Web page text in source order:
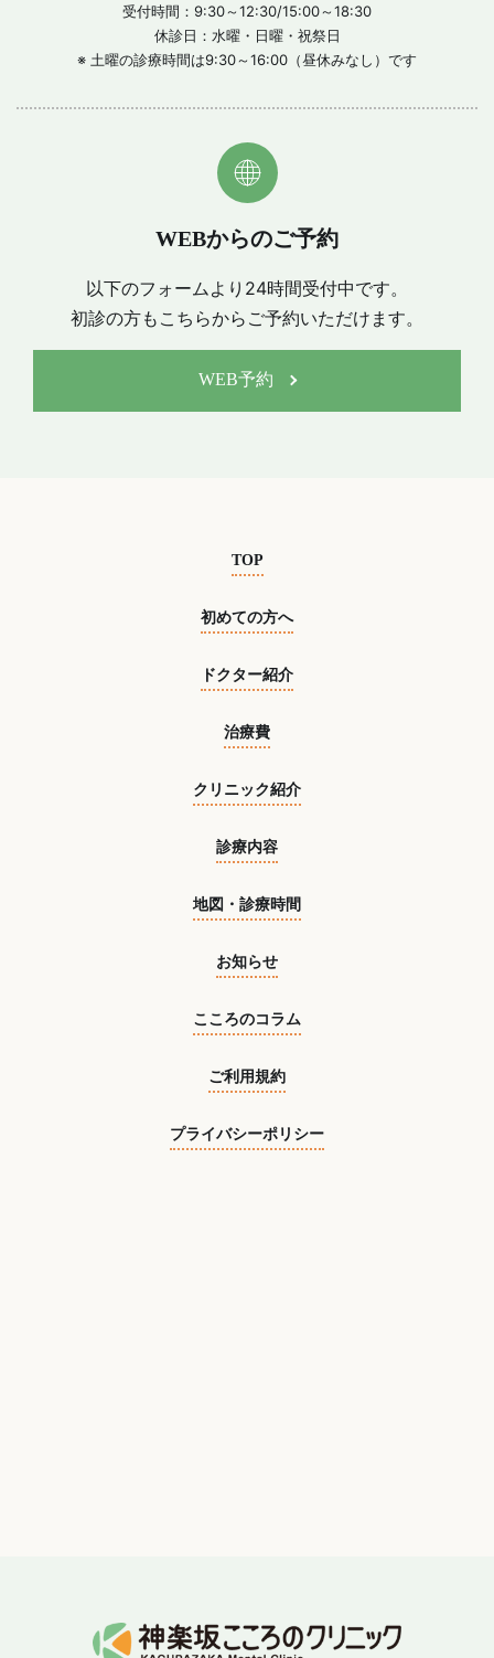
受付時間：9:30～12:30/15:00～18:30
休診日：水曜・日曜・祝祭日
※ 土曜の診療時間は9:30～16:00（昼休みなし）です
WEBからのご予約
以下のフォームより24時間受付中です。
初診の方もこちらからご予約いただけます。
WEB予約
TOP
初めての方へ
ドクター紹介
治療費
クリニック紹介
診療内容
地図・診療時間
お知らせ
こころのコラム
ご利用規約
プライバシーポリシー